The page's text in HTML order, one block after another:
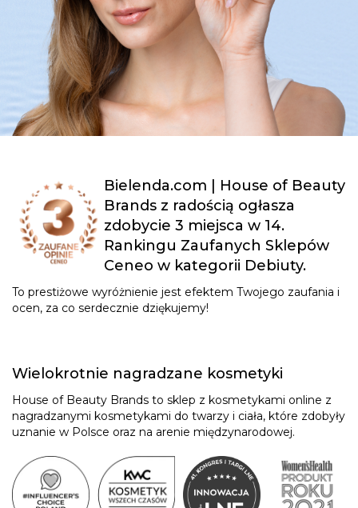
Bielenda.com | House of Beauty
Brands z radością ogłasza
zdobycie 3 miejsca w 14.
Rankingu Zaufanych Sklepów
Ceneo w kategorii Debiuty.
To prestiżowe wyróżnienie jest efektem Twojego zaufania i
ocen, za co serdecznie dziękujemy!
Wielokrotnie nagradzane kosmetyki
House of Beauty Brands to sklep z kosmetykami online z
nagradzanymi kosmetykami do twarzy i ciała, które zdobyły
uznanie w Polsce oraz na arenie międzynarodowej.